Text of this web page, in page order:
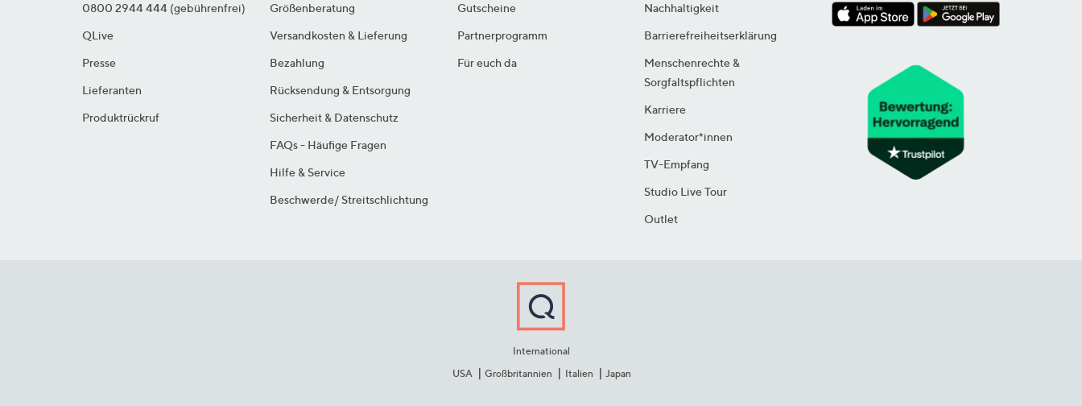
0800 2944 444 (gebührenfrei)
QLive
Presse
Lieferanten
Produktrückruf
Größenberatung
Versandkosten & Lieferung
Bezahlung
Rücksendung & Entsorgung
Sicherheit & Datenschutz
FAQs - Häufige Fragen
Hilfe & Service
Beschwerde/ Streitschlichtung
Gutscheine
Partnerprogramm
Für euch da
Nachhaltigkeit
Barrierefreiheitserklärung
Menschenrechte &
Sorgfaltspflichten
Karriere
Moderator*innen
TV-Empfang
Studio Live Tour
Outlet
International
USA
Großbritannien Italien Japan